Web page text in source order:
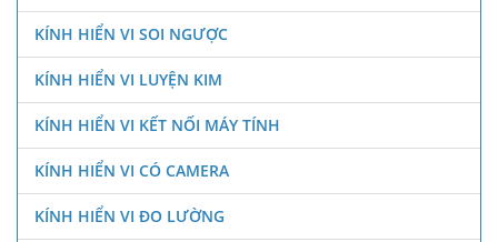
KÍNH HIỂN VI SOI NGƯỢC
KÍNH HIỂN VI LUYỆN KIM
KÍNH HIỂN VI KẾT NỐI MÁY TÍNH
KÍNH HIỂN VI CÓ CAMERA
KÍNH HIỂN VI ĐO LƯỜNG